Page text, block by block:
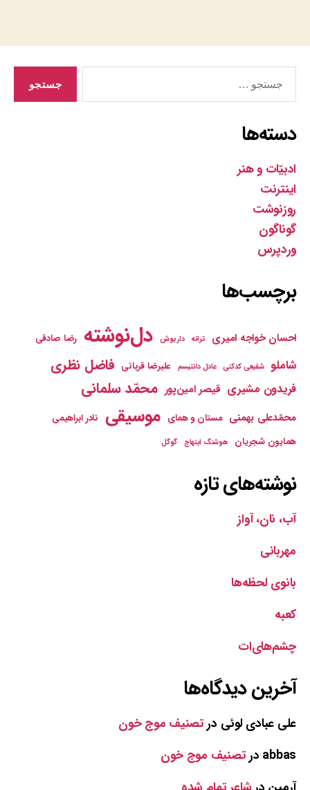
دسته‌ها
ادبیّات و هنر
اینترنت
روزنوشت
گوناگون
وردپرس
برچسب‌ها
احسان خواجه امیری ترانه داریوش دل‌نوشته رضا صادقی
شاملو شفیعی کدکنی عادل دانتیسم علیرضا قربانی فاضل نظری
فریدون مشیری قیصر امین‌پور محمّد سلمانی
محمّدعلی بهمنی مستان و همای موسیقی نادر ابراهیمی
همایون شجریان
هوشنگ ابتهاج گوگل
نوشته‌های تازه
آب، نان، آواز
مهربانی
بانوی لحظه‌ها
کعبه
چشم‌های‌ات
آخرین دیدگاه‌ها
علی عبادی لوئی درتصنیف موج خون
abbas درتصنیف موج خون